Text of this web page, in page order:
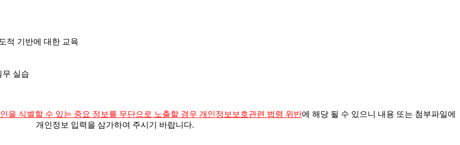
적 기반에 대한 교육
실습
을 식별할 수 있는 중요 정보를 무단으로 노출할 경우 개인정보보호관련 법령 위반에 해당 될 수 있으니 내용 또는 첨부파일에
개인정보 입력을 삼가하여 주시기 바랍니다.